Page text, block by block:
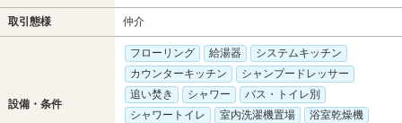
取引態様 仲介
設備・条件
フローリング 給湯器
システムキッチン
カウンターキッチン
シャンプードレッサー
追い焚き
シャワー
バス・トイレ別
シャワートイレ
室内洗濯機置場
浴室乾燥機